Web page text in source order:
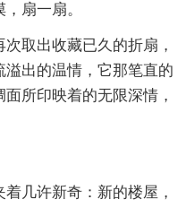
扇一扇。
取出收藏已久的折扇，
出的温情，它那笔直的
所印映着的无限深情，
几许新奇：新的楼屋，